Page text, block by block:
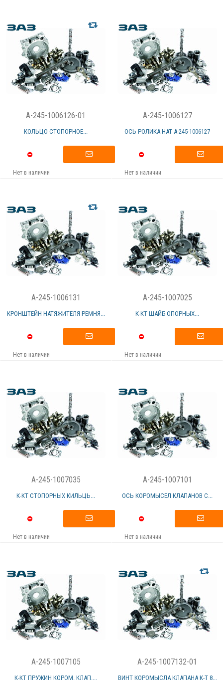
A-245-1006126-01
КОЛЬЦО СТОПОРНОЕ...
Нет в наличии
A-245-1006127
ОСЬ РОЛИКА НАТ А-245-1006127
Нет в наличии
A-245-1006131
КРОНШТЕЙН НАТЯЖИТЕЛЯ РЕМНЯ...
Нет в наличии
A-245-1007025
К-КТ ШАЙБ ОПОРНЫХ...
Нет в наличии
A-245-1007035
К-КТ СТОПОРНЫХ КИЛЬЦЬ...
Нет в наличии
A-245-1007101
ОСЬ КОРОМЫСЕЛ КЛАПАНОВ С...
Нет в наличии
A-245-1007105
К-КТ ПРУЖИН КОРОМ. КЛАП....
A-245-1007132-01
ВИНТ КОРОМЫСЛА КЛАПАНА К-Т 8...